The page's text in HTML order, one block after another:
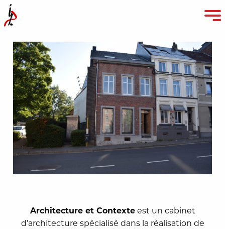
Architecture et Contexteest un cabinet
d’architecture spécialisé dans la réalisation de